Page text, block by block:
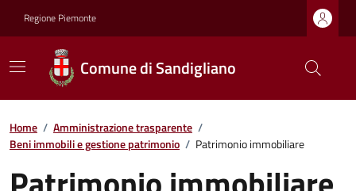
Regione Piemonte
Comune di Sandigliano
Home / Amministrazione trasparente /
Beni immobili e gestione patrimonio / Patrimonio immobiliare